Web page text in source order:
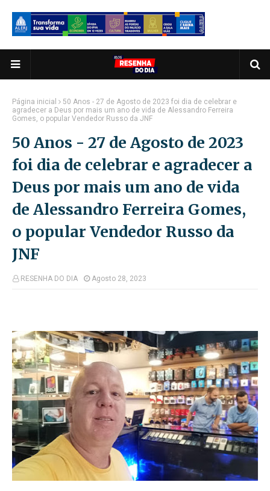
Página inicial
50 Anos - 27 de Agosto de 2023 foi dia de celebrar e
agradecer a Deus por mais um ano de vida de Alessandro Ferreira
Gomes, o popular Vendedor Russo da JNF
50 Anos - 27 de Agosto de 2023
foi dia de celebrar e agradecer a
Deus por mais um ano de vida
de Alessandro Ferreira Gomes,
o popular Vendedor Russo da
JNF
RESENHA DO DIA Agosto 28, 2023